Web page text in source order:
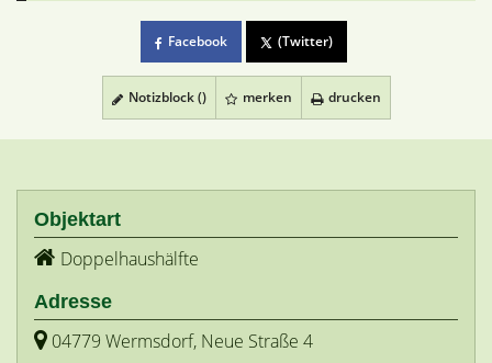
Facebook (Twitter)
Notizblock () merken drucken
Objektart
Doppelhaushälfte
Adresse
04779 Wermsdorf, Neue Straße 4